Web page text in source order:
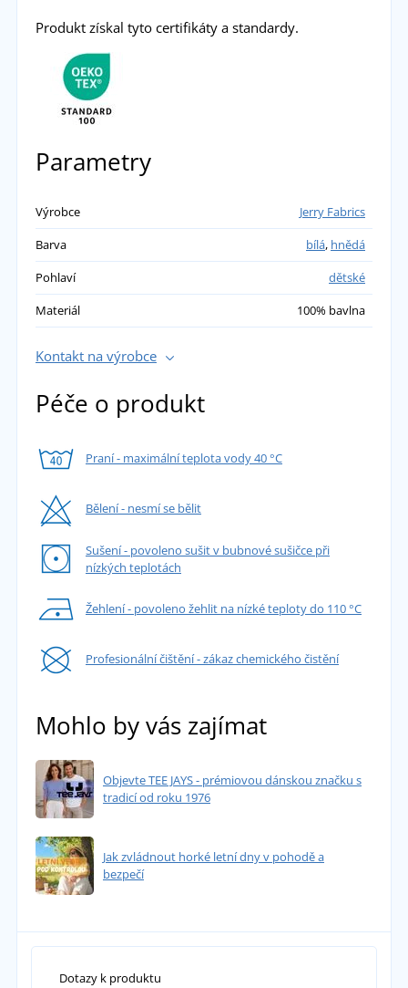
Produkt získal tyto certifikáty a standardy.
Parametry
Výrobce
Jerry Fabrics
Barva
bílá, hnědá
Pohlaví
dětské
Materiál
100% bavlna
Kontakt na výrobce
Péče o produkt
Praní - maximální teplota vody 40 °C
Bělení - nesmí se bělit
Sušení - povoleno sušit v bubnové sušičce při
nízkých teplotách
Žehlení - povoleno žehlit na nízké teploty do 110 °C
Profesionální čištění - zákaz chemického čistění
Mohlo by vás zajímat
Objevte TEE JAYS - prémiovou dánskou značku s
tradicí od roku 1976
Jak zvládnout horké letní dny v pohodě a
bezpečí
Dotazy k produktu